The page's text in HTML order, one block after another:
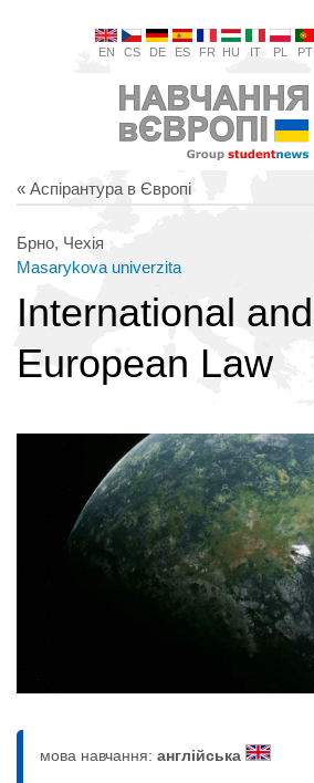
EN CS DE ES FR HU IT PL PT
« Аспірантура в Європі
Брно, Чехія
Masarykova univerzita
International and
European Law
мова навчання: англійська